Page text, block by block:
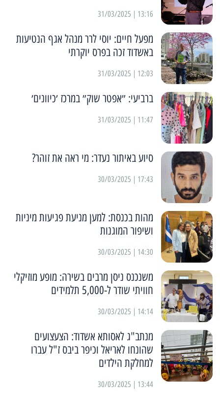
13:16 | 31/03/2025
מפעל חיים: יוסי לרר מנהל אגף הנטיעות
באשדוד זכה בפרס יוקרתי
12:03 | 31/03/2025
ברביעי: ״אפטר שוק״ במרכז ׳כיוונים׳
11:47 | 31/03/2025
סיוע באיתור נעדר: מי ראה את זוהר?
17:43 | 30/03/2025
מהות בכנסת: למען מניעת פגיעות מיניות
ושיפור המוגנות
14:30 | 30/03/2025
משנכנס ניסן מרבים בשירה: מופע מוזיקלי
חוויתי שודר ל-5,000 תלמידים
14:14 | 30/03/2025
מנתב"ג לאסותא אשדוד: הצעצועים
שהונחו לאריאל וכיפר ביבס ז"ל עברו
למחלקת הילדים
13:44 | 30/03/2025